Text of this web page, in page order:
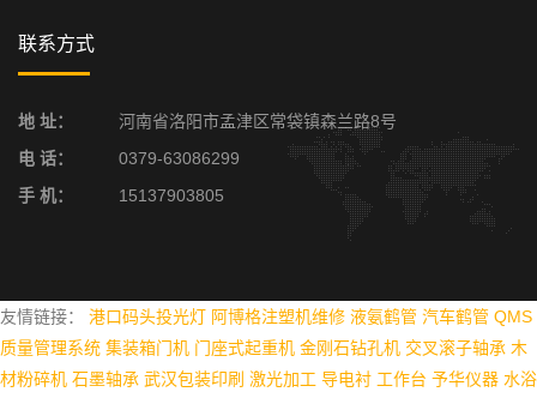
联系方式
地 址：
河南省洛阳市孟津区常袋镇森兰路8号
电 话：
0379-63086299
手 机：
15137903805
友情链接： 港口码头投光灯 阿博格注塑机维修 液氨鹤管 汽车鹤管 QMS
质量管理系统 集装箱门机 门座式起重机 金刚石钻孔机 交叉滚子轴承 木
材粉碎机 石墨轴承 武汉包装印刷 激光加工 导电衬 工作台 予华仪器 水浴